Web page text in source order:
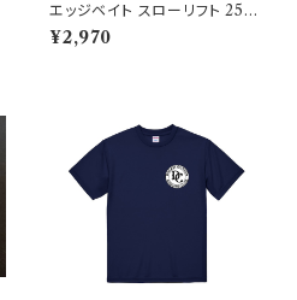
エッジベイト スローリフト 250
Black Edge Glow
¥2,970